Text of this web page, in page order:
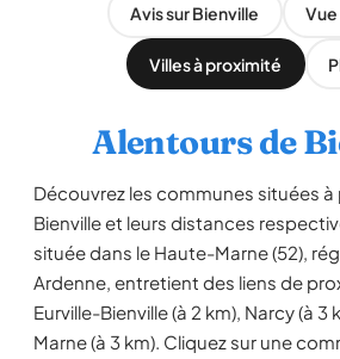
Avis sur Bienville
Villes à proximité
Alentours de
Découvrez les communes situées
Bienville et leurs distances
située dans le Haute-Marne (52),
Ardenne, entretient des liens de
Eurville-Bienville (à 2 km), Narcy (à
Marne (à 3 km). Cliquez sur une